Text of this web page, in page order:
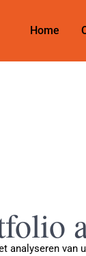
Home
analyseren van